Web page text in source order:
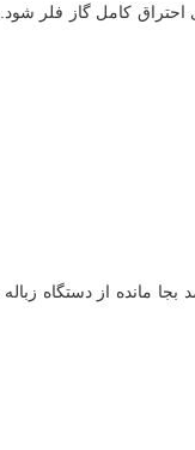
کامل گاز فلر
مانده از دستگاه